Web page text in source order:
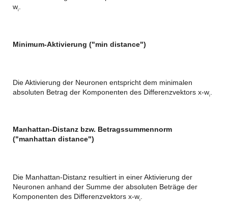
wi
Minimum-Aktivierung ("min distance")
Die Aktivierung der Neuronen entspricht dem minimalen
absoluten Betrag der Komponenten des Differenzvektors x-wi
Manhattan-Distanz bzw. Betragssummennorm
("manhattan distance")
Die Manhattan-Distanz resultiert in einer Aktivierung der
Neuronen anhand der Summe der absoluten Beträge der
Komponenten des Differenzvektors x-wi.